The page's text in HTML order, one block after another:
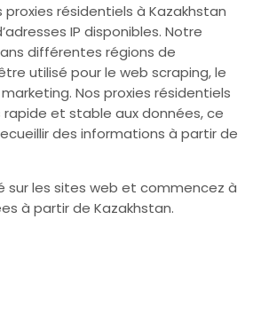
proxies résidentiels à Kazakhstan
IP disponibles. Notre
différentes régions de
utilisé pour le web scraping, le
Nos proxies résidentiels
et stable aux données, ce
des informations à partir de
sur les sites web et commencez à
à partir de Kazakhstan.